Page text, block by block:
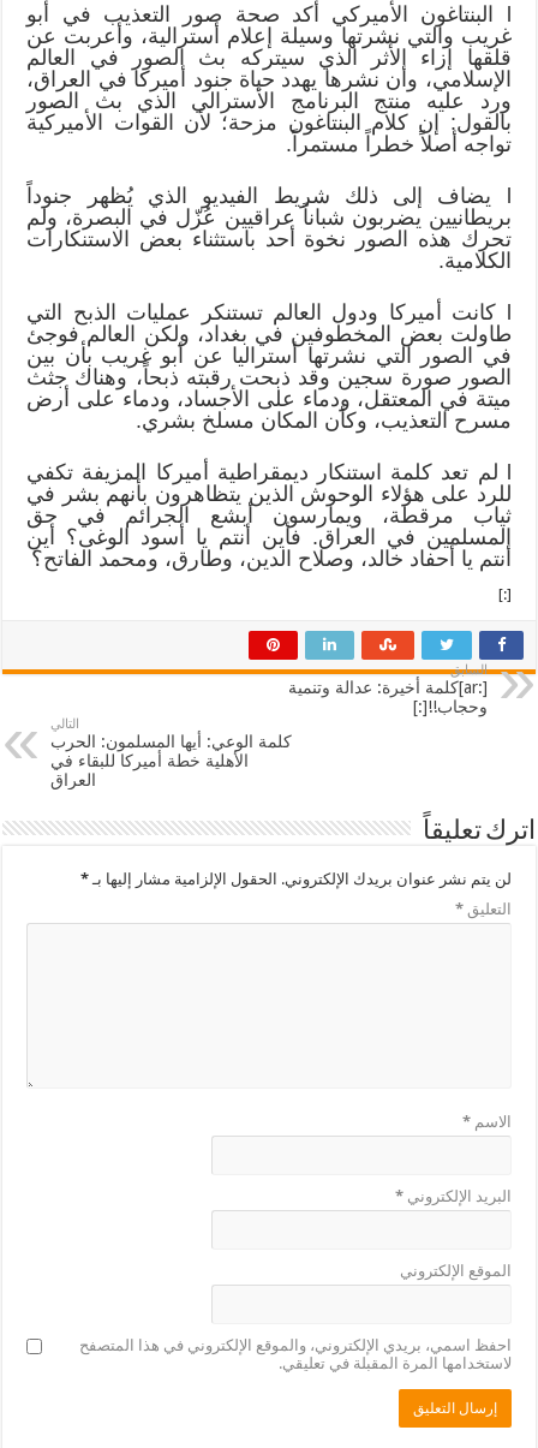
l البنتاغون الأميركي أكد صحة صور التعذيب في أبو
غريب والتي نشرتها وسيلة إعلام أسترالية، وأعربت عن
قلقها إزاء الأثر الذي سيتركه بث الصور في العالم
الإسلامي، وأن نشرها يهدد حياة جنود أميركا في العراق،
ورد عليه منتج البرنامج الأسترالي الذي بث الصور
بالقول: إن كلام البنتاغون مزحة؛ لأن القوات الأميركية
تواجه أصلاً خطراً مستمراً.
l يضاف إلى ذلك شريط الفيديو الذي يُظهر جنوداً
بريطانيين يضربون شباناً عراقيين عُزّل في البصرة، ولم
تحرك هذه الصور نخوة أحد باستثناء بعض الاستنكارات
الكلامية.
l كانت أميركا ودول العالم تستنكر عمليات الذبح التي
طاولت بعض المخطوفين في بغداد، ولكن العالم فوجئ
في الصور التي نشرتها أستراليا عن أبو غريب بأن بين
الصور صورة سجين وقد ذبحت رقبته ذبحاً، وهناك جثث
ميتة في المعتقل، ودماء على الأجساد، ودماء على أرض
مسرح التعذيب، وكأن المكان مسلخ بشري.
l لم تعد كلمة استنكار ديمقراطية أميركا المزيفة تكفي
للرد على هؤلاء الوحوش الذين يتظاهرون بأنهم بشر في
ثياب مرقطة، ويمارسون أبشع الجرائم في حق
المسلمين في العراق. فأين أنتم يا أسود الوغى؟ أين
أنتم يا أحفاد خالد، وصلاح الدين، وطارق، ومحمد الفاتح؟
[:]
السابق
[:ar]كلمة أخيرة: عدالة وتنمية
وحجاب!![:]
التالي
كلمة الوعي: أيها المسلمون: الحرب
الأهلية خطة أميركا للبقاء في
العراق
اترك تعليقاً
لن يتم نشر عنوان بريدك الإلكتروني. الحقول الإلزامية مشار إليها بـ*
التعليق*
الاسم*
البريد الإلكتروني*
الموقع الإلكتروني
احفظ اسمي، بريدي الإلكتروني، والموقع الإلكتروني في هذا المتصفح
لاستخدامها المرة المقبلة في تعليقي.